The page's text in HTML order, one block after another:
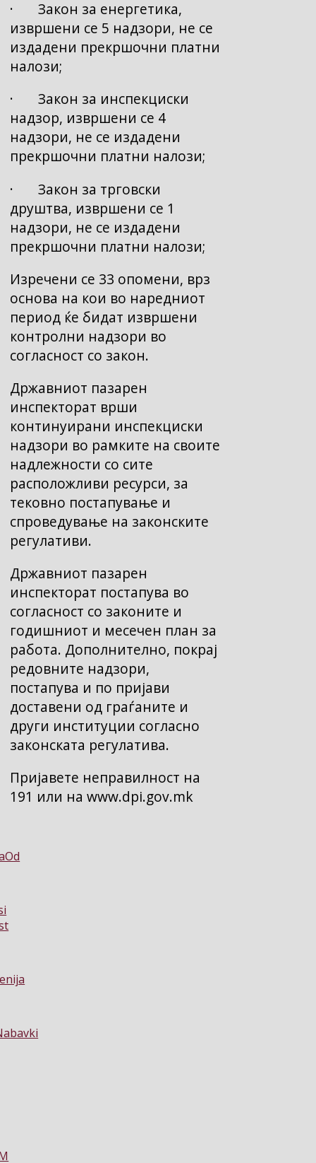
· Закон за енергетика,
извршени се 5 надзори, не се
издадени прекршочни платни
налози;
· Закон за инспекциски
надзор, извршени се 4
надзори, не се издадени
прекршочни платни налози;
· Закон за трговски
друштва, извршени се 1
надзори, не се издадени
прекршочни платни налози;
Изречени се 33 опомени, врз
основа на кои во наредниот
период ќе бидат извршени
контролни надзори во
согласност со закон.
Државниот пазарен
инспекторат врши
континуирани инспекциски
надзори во рамките на своите
надлежности со сите
расположливи ресурси, за
тековно постапување и
спроведување на законските
регулативи.
Државниот пазарен
инспекторат постапува во
согласност со законите и
годишниот и месечен план за
работа. Дополнително, покрај
редовните надзори,
постапува и по пријави
доставени од граѓаните и
други институции согласно
законската регулатива.
Пријавете неправилност на
191 или на www.dpi.gov.mk